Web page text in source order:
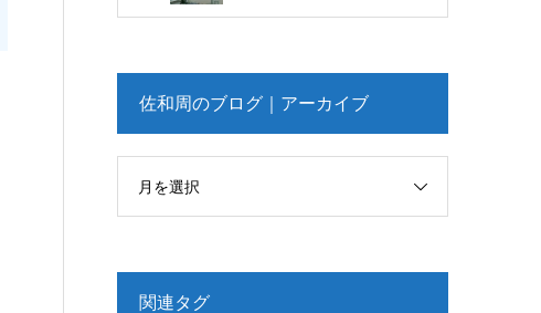
佐和周のブログ｜アーカイブ
月を選択
関連タグ